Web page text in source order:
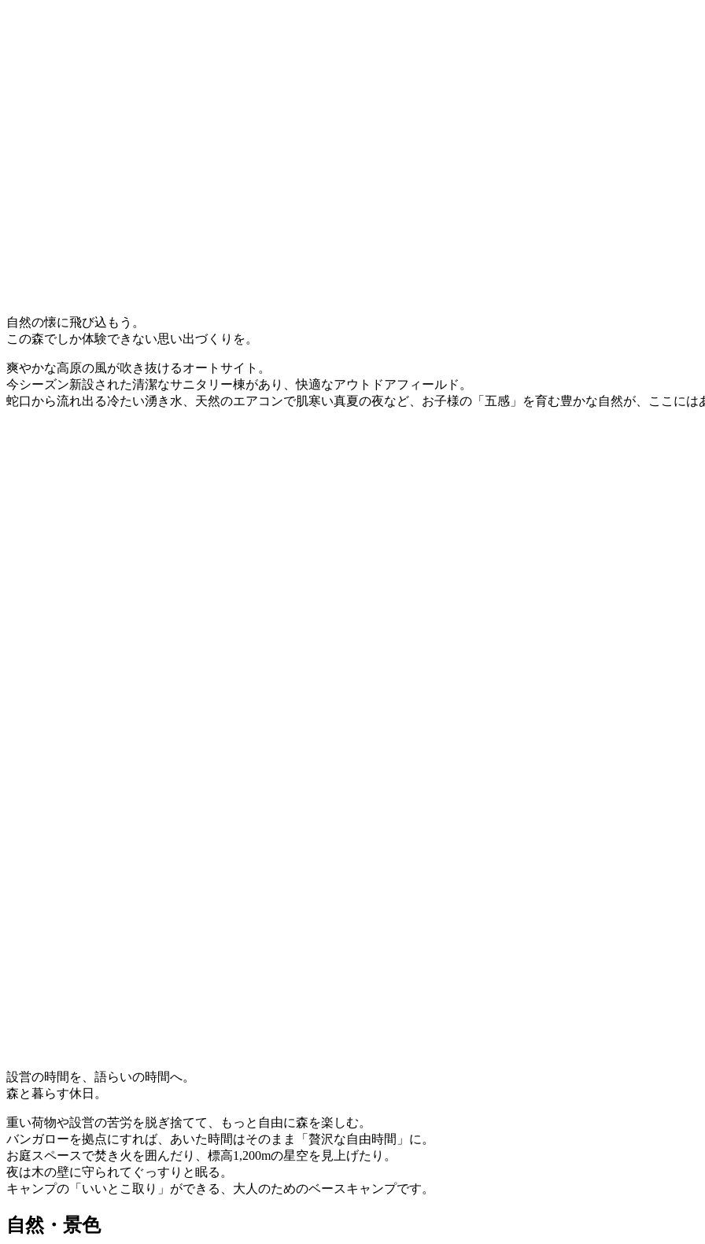
自然の懐に飛び込もう。
この森でしか体験できない思い出づくりを。
爽やかな高原の風が吹き抜けるオートサイト。
今シーズン新設された清潔なサニタリー棟があり、快適なアウトドアフィールド。
蛇口から流れ出る冷たい湧き水、天然のエアコンで肌寒い真夏の夜など、お子様の「五感」を育む豊かな自然が、ここには
設営の時間を、語らいの時間へ。
森と暮らす休日。
重い荷物や設営の苦労を脱ぎ捨てて、もっと自由に森を楽しむ。
バンガローを拠点にすれば、あいた時間はそのまま「贅沢な自由時間」に。
お庭スペースで焚き火を囲んだり、標高1,200mの星空を見上げたり。
夜は木の壁に守られてぐっすりと眠る。
キャンプの「いいとこ取り」ができる、大人のためのベースキャンプです。
自然・景色